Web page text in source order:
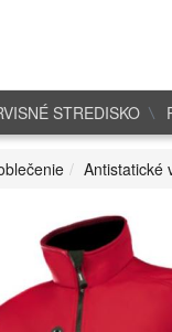
STREDISKO
Antistatické